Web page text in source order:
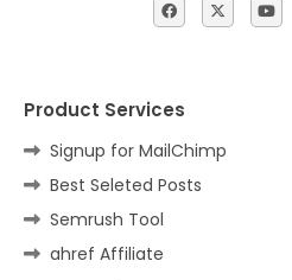
Product Services
Signup for MailChimp
Best Seleted Posts
Semrush Tool
ahref Affiliate